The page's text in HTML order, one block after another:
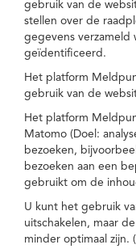
gebruik van de
stellen over de
gegevens verzameld
geïdentificeerd.
Het platform
gebruik van de
Het platform
Matomo (Doel:
bezoeken,
bezoeken aan een
gebruikt om de
U kunt het gebruik
uitschakelen, maar
minder optimaal zijn.